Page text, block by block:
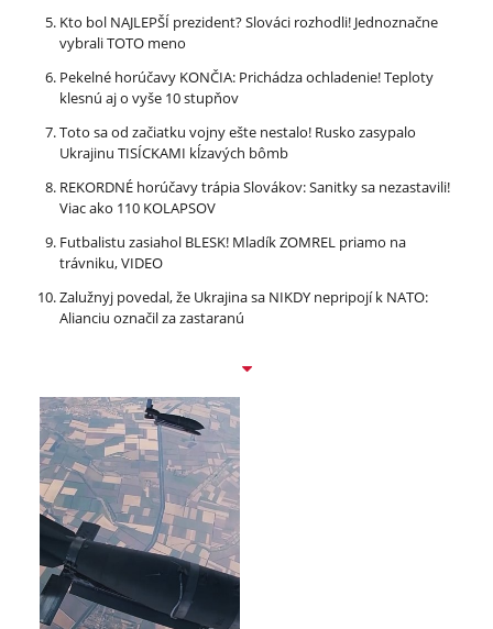
Kto bol NAJLEPŠÍ prezident? Slováci rozhodli! Jednoznačne
vybrali TOTO meno
Pekelné horúčavy KONČIA: Prichádza ochladenie! Teploty
klesnú aj o vyše 10 stupňov
Toto sa od začiatku vojny ešte nestalo! Rusko zasypalo
Ukrajinu TISÍCKAMI kĺzavých bômb
REKORDNÉ horúčavy trápia Slovákov: Sanitky sa nezastavili!
Viac ako 110 KOLAPSOV
Futbalistu zasiahol BLESK! Mladík ZOMREL priamo na
trávniku, VIDEO
Zalužnyj povedal, že Ukrajina sa NIKDY nepripojí k NATO:
Alianciu označil za zastaranú